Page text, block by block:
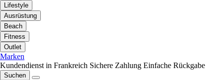
Lifestyle
Ausrüstung
Beach
Fitness
Outlet
Marken
Kundendienst in Frankreich Sichere Zahlung Einfache Rückgabe
Suchen